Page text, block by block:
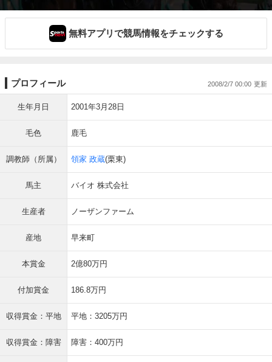
無料アプリで競馬情報をチェックする
プロフィール 2008/2/7 00:00
生年月日 2001年3月28日
毛色 鹿毛
調教師（所属） 領家 政蔵(栗東)
馬主 バイオ 株式会社
生産者 ノーザンファーム
産地 早来町
本賞金 2億80万円
付加賞金 186.8万円
収得賞金：平地 平地：3205万円
収得賞金：障害 障害：400万円